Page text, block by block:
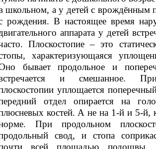
школьном, а у детей с врождённым
рождения. В настоящее время
аппарата у детей
Плоскостопие – это
характеризующаяся
бывает продольное и
и смешанное.
уплощается
отдел опирается на
костей. А не на 1-й и 5-й,
При продольном
свод, и стопа
всей площадью подошвы.